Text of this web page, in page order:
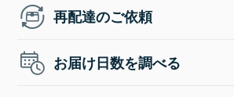
再配達のご依頼
お届け日数を調べる